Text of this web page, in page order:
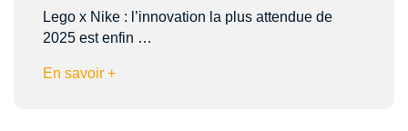
Lego x Nike : l’innovation la plus attendue de
2025 est enfin …
En savoir +